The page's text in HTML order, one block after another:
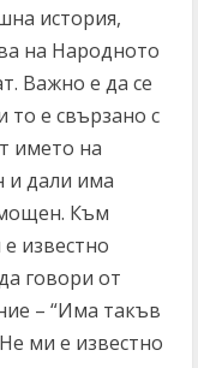
история,
на Народното
Важно е да се
е свързано с
името на
и дали има
Към
известно
говори от
– “Има такъв
ми е известно